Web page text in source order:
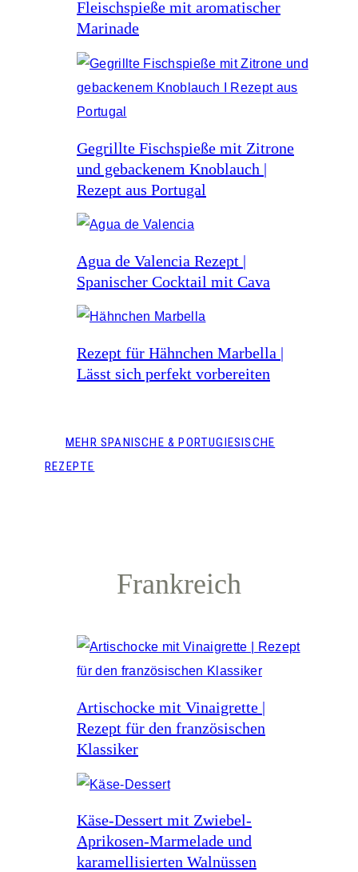
Fleischspieße mit aromatischer
Marinade
Gegrillte Fischspieße mit Zitrone
und gebackenem Knoblauch |
Rezept aus Portugal
Agua de Valencia Rezept |
Spanischer Cocktail mit Cava
Rezept für Hähnchen Marbella |
Lässt sich perfekt vorbereiten
MEHR SPANISCHE & PORTUGIESISCHE
REZEPTE
Frankreich
Artischocke mit Vinaigrette |
Rezept für den französischen
Klassiker
Käse-Dessert mit Zwiebel-
Aprikosen-Marmelade und
karamellisierten Walnüssen